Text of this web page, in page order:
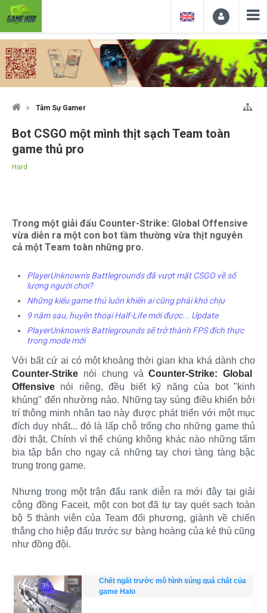
Tâm Sự Gamer
Bot CSGO một mình thịt sạch Team toàn
game thủ pro
Hard
Trong một giải đấu Counter-Strike: Global Offensive
vừa diễn ra một con bot tầm thường vừa thịt nguyên
cả một Team toàn những pro.
PlayerUnknown's Battlegrounds đã vượt mặt CSGO về số
lượng người chơi?
Những kiểu game thủ luôn khiến ai cũng phải khó chịu
9 năm sau, huyền thoại Half-Life mới được... Update
PlayerUnknown's Battlegrounds sẽ trở thành FPS đích thực
trong mode mới
Với bất cứ ai có một khoảng thời gian kha khá dành cho
Counter-Strike nói chung vàCounter-Strike: Global
Offensive nói riêng, đều biết kỹ năng của bot "kinh
khủng" đến nhường nào. Những tay súng điều khiển bởi
trí thông minh nhân tạo này được phát triển với một mục
đích duy nhất... đó là lấp chỗ trống cho những game thủ
đời thật. Chính vì thế chúng không khác nào những tấm
bia tập bắn cho ngay cả những tay chơi tàng tàng bậc
trung trong game.
Nhưng trong một trận đấu rank diễn ra mới đây tại giải
cộng đồng Faceit, một con bot đã tự tay quét sạch toàn
bộ 5 thành viên của Team đối phương, giành về chiến
thắng cho hiệp đấu trước sự bàng hoàng của kẻ thù cũng
như đồng đội.
Chết ngất trước mô hình súng quá chất của
game Halo